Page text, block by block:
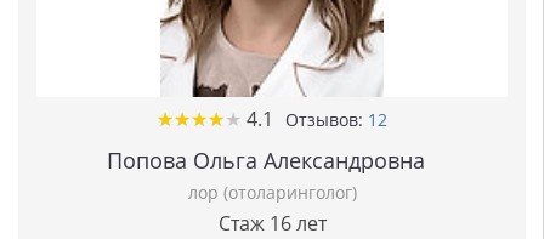
★★★★★
★★★★★ 4.1 Отзывов: 12
Попова Ольга Александровна
лор (отоларинголог)
Стаж 16 лет